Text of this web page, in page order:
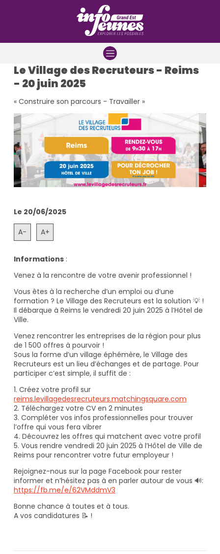
Le Village des Recruteurs - Reims
- 20 juin 2025
« Construire son parcours - Travailler »
Le 20/06/2025
A- A+
Informations :
Venez à la rencontre de votre avenir professionnel !
Vous êtes à la recherche d’un emploi ou d’une
formation ? Le Village des Recruteurs est la solution 💡 !
Il débarque à Reims le vendredi 20 juin 2025 à l’Hôtel de
Ville.
Venez rencontrer les entreprises de la région pour plus
de 1 500 offres à pourvoir !
Sous la forme d’un village éphémère, le Village des
Recruteurs est un lieu d’échanges et de partage. Pour
participer c’est simple, il suffit de :
1. Créez votre profil sur
reims.levillagedesrecruteurs.matchingsquare.com
2. Téléchargez votre CV en 2 minutes
3. Compléter vos infos professionnelles pour trouver
l’offre qui vous fera vibrer
4. Découvrez les offres qui matchent avec votre profil
5. Vous rendre vendredi 20 juin 2025 à l’Hôtel de Ville de
Reims pour rencontrer votre futur employeur !
Rejoignez-nous sur la page Facebook pour rester
informer et n’hésitez pas à en parler autour de vous 🔊:
https://fb.me/e/62VMddmV3
Bonne chance à toutes et à tous.
A vos candidatures 📝 !